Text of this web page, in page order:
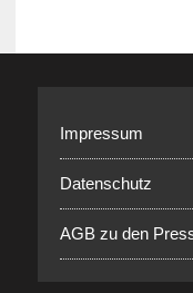
Impressum
Datenschutz
AGB zu den